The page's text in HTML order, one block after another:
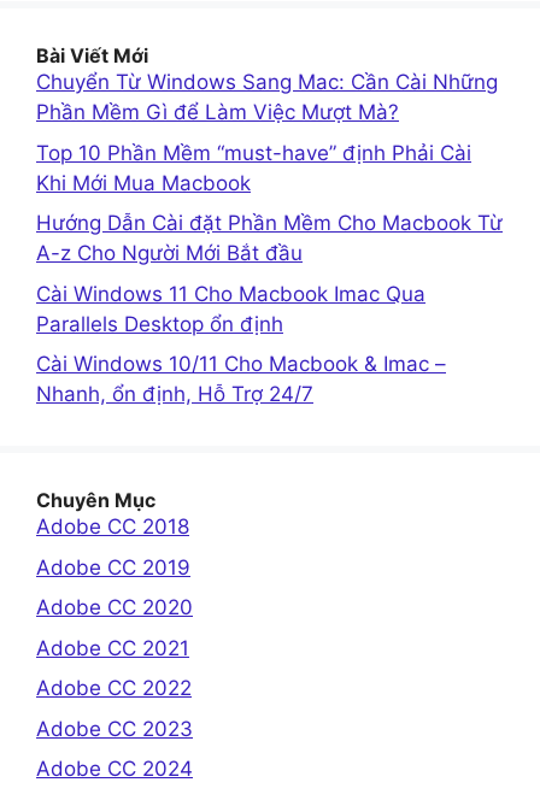
Bài Viết Mới
Chuyển Từ Windows Sang Mac: Cần Cài Những
Phần Mềm Gì để Làm Việc Mượt Mà?
Top 10 Phần Mềm “must-have” định Phải Cài
Khi Mới Mua Macbook
Hướng Dẫn Cài đặt Phần Mềm Cho Macbook Từ
A-z Cho Người Mới Bắt đầu
Cài Windows 11 Cho Macbook Imac Qua
Parallels Desktop ổn định
Cài Windows 10/11 Cho Macbook & Imac –
Nhanh, ổn định, Hỗ Trợ 24/7
Chuyên Mục
Adobe CC 2018
Adobe CC 2019
Adobe CC 2020
Adobe CC 2021
Adobe CC 2022
Adobe CC 2023
Adobe CC 2024